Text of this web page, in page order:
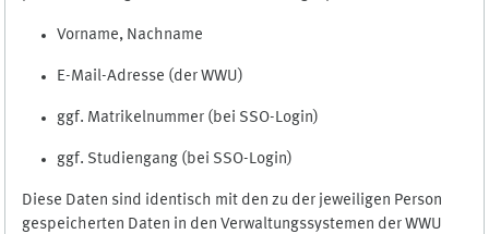
Vorname, Nachname
E-Mail-Adresse (der WWU)
ggf. Matrikelnummer (bei SSO-Login)
ggf. Studiengang (bei SSO-Login)
Diese Daten sind identisch mit den zu der jeweiligen Person
gespeicherten Daten in den Verwaltungssystemen der WWU